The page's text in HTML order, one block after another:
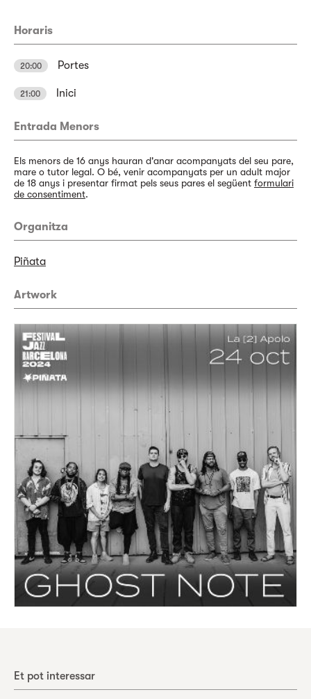
Horaris
20:00 Portes
21:00 Inici
Entrada Menors
Els menors de 16 anys hauran d'anar acompanyats del seu pare,
mare o tutor legal. O bé, venir acompanyats per un adult major
de 18 anys i presentar firmat pels seus pares el següent formulari
de consentiment.
Organitza
Piñata
Artwork
Et pot interessar